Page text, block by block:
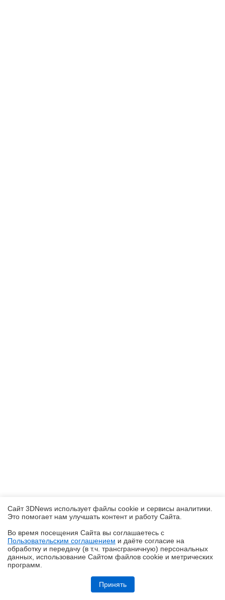
Обзор робота-уборщика Midea VCR V15 MAX ULTRA: не разменивайся
на мелочи (но не переплачивай)
Сайт 3DNews использует файлы cookie и сервисы аналитики.
Это помогает нам улучшать контент и работу Cайта.
Во время посещения Cайта вы соглашаетесь с
Пользовательским соглашением и даёте согласие на
обработку и передачу (в т.ч. трансграничную) персональных
данных, использование Cайтом файлов cookie и метрических
программ.
Принять